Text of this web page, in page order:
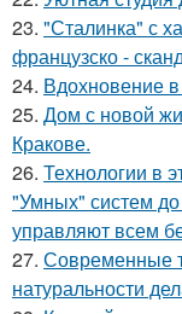
23. "Сталинка" с
французско -
24. Вдохновение в
25. Дом с новой
Кракове.
26. Технологии в
"Умных" систем
управляют всем
27. Современные
натуральности